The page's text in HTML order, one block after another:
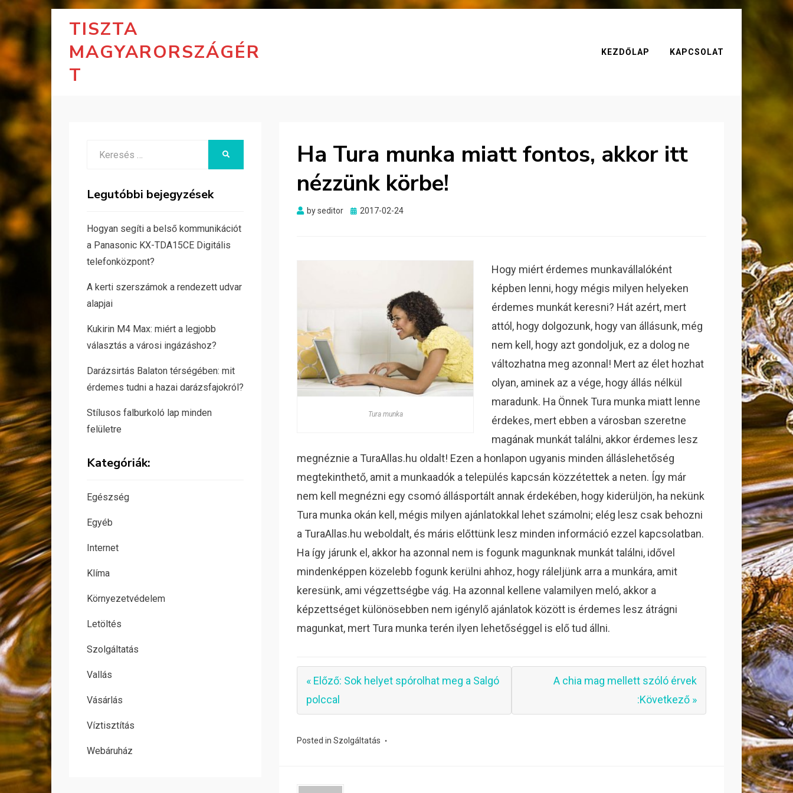
TISZTA
MAGYARORSZÁGÉR
T
KEZDŐLAP KAPCSOLAT
Ha Tura munka miatt fontos, akkor itt
nézzünk körbe!
byseditor
Posted
2017-02-24
Tura munka
Hogy miért érdemes munkavállalóként
képben lenni, hogy mégis milyen helyeken
érdemes munkát keresni? Hát azért, mert
attól, hogy dolgozunk, hogy van állásunk, még
nem kell, hogy azt gondoljuk, ez a dolog ne
változhatna meg azonnal! Mert az élet hozhat
olyan, aminek az a vége, hogy állás nélkül
maradunk. Ha Önnek Tura munka miatt lenne
érdekes, mert ebben a városban szeretne
magának munkát találni, akkor érdemes lesz
megnéznie a TuraAllas.hu oldalt! Ezen a honlapon ugyanis minden álláslehetőség
megtekinthető, amit a munkaadók a település kapcsán közzétettek a neten. Így már
nem kell megnézni egy csomó állásportált annak érdekében, hogy kiderüljön, ha nekünk
Tura munka okán kell, mégis milyen ajánlatokkal lehet számolni; elég lesz csak behozni
a TuraAllas.hu weboldalt, és máris előttünk lesz minden információ ezzel kapcsolatban.
Ha így járunk el, akkor ha azonnal nem is fogunk magunknak munkát találni, idővel
mindenképpen közelebb fogunk kerülni ahhoz, hogy ráleljünk arra a munkára, amit
keresünk, ami végzettségbe vág. Ha azonnal kellene valamilyen meló, akkor a
képzettséget különösebben nem igénylő ajánlatok között is érdemes lesz átrágni
magunkat, mert Tura munka terén ilyen lehetőséggel is elő tud állni.
« Előző: Sok helyet spórolhat meg a Salgó
polccal
A chia mag mellett szóló érvek
:Következő »
Posted inSzolgáltatás
Legutóbbi bejegyzések
Hogyan segíti a belső kommunikációt
a Panasonic KX-TDA15CE Digitális
telefonközpont?
A kerti szerszámok a rendezett udvar
alapjai
Kukirin M4 Max: miért a legjobb
választás a városi ingázáshoz?
Darázsirtás Balaton térségében: mit
érdemes tudni a hazai darázsfajokról?
Stílusos falburkoló lap minden
felületre
Kategóriák:
Egészség
Egyéb
Internet
Klíma
Környezetvédelem
Letöltés
Szolgáltatás
Vallás
Vásárlás
Víztisztítás
Webáruház